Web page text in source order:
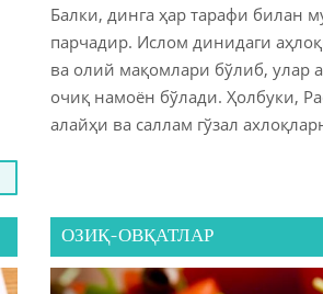
Балки, динга ҳар тарафи билан
парчадир. Ислом динидаги
ва олий мақомлари бўлиб, улар
очиқ намоён бўлади. Ҳолбуки,
алайҳи ва саллам гўзал
ОЗИҚ-ОВҚАТЛАР